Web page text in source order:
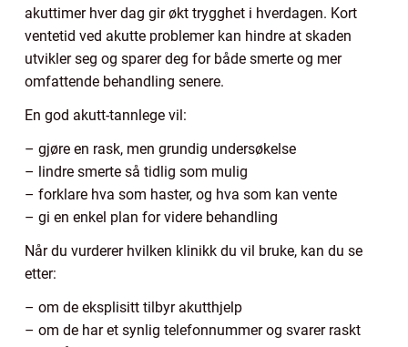
akuttimer hver dag gir økt trygghet i hverdagen. Kort
ventetid ved akutte problemer kan hindre at skaden
utvikler seg og sparer deg for både smerte og mer
omfattende behandling senere.
En god akutt-tannlege vil:
– gjøre en rask, men grundig undersøkelse
– lindre smerte så tidlig som mulig
– forklare hva som haster, og hva som kan vente
– gi en enkel plan for videre behandling
Når du vurderer hvilken klinikk du vil bruke, kan du se
etter:
– om de eksplisitt tilbyr akutthjelp
– om de har et synlig telefonnummer og svarer raskt